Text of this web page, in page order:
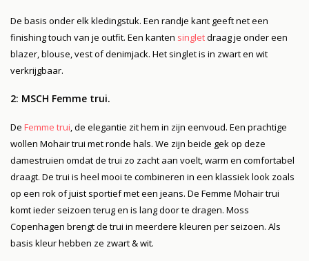
De basis onder elk kledingstuk. Een randje kant geeft net een
finishing touch van je outfit. Een kanten singletdraag je onder een
blazer, blouse, vest of denimjack. Het singlet is in zwart en wit
verkrijgbaar.
2: MSCH Femme trui.
De Femme trui, de elegantie zit hem in zijn eenvoud. Een prachtige
wollen Mohair trui met ronde hals. We zijn beide gek op deze
damestruien omdat de trui zo zacht aan voelt, warm en comfortabel
draagt. De trui is heel mooi te combineren in een klassiek look zoals
op een rok of juist sportief met een jeans. De Femme Mohair trui
komt ieder seizoen terug en is lang door te dragen. Moss
Copenhagen brengt de trui in meerdere kleuren per seizoen. Als
basis kleur hebben ze zwart & wit.